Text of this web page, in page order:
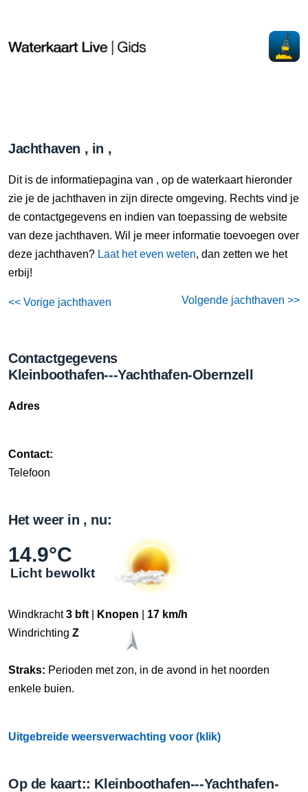
Jachthaven , in ,
Dit is de informatiepagina van , op de waterkaart hieronder
zie je de jachthaven in zijn directe omgeving. Rechts vind je
de contactgegevens en indien van toepassing de website
van deze jachthaven. Wil je meer informatie toevoegen over
deze jachthaven? Laat het even weten, dan zetten we het
erbij!
<< Vorige jachthaven Volgende jachthaven >>
Contactgegevens
Kleinboothafen---Yachthafen-Obernzell
Adres
Contact:
Telefoon
Het weer in , nu:
14.9°C
Licht bewolkt
Windkracht3 bft Knopen
17 km/h
Windrichting Z
Straks: Perioden met zon, in de avond in het noorden
enkele buien.
Uitgebreide weersverwachting voor (klik)
Op de kaart:: Kleinboothafen---Yachthafen-